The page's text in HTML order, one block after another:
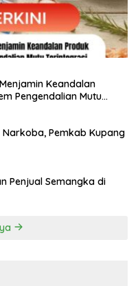
Keandalan
Pengendalian Mutu
Pemkab Kupang
Penjual Semangka di